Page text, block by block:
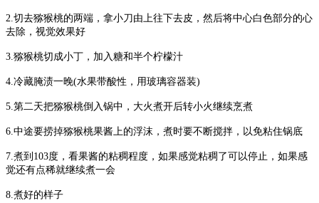
2.切去猕猴桃的两端，拿小刀由上往下去皮，然后将中心白色部分的心
去除，视觉效果好
3.猕猴桃切成小丁，加入糖和半个柠檬汁
4.冷藏腌渍一晚(水果带酸性，用玻璃容器装)
5.第二天把猕猴桃倒入锅中，大火煮开后转小火继续烹煮
6.中途要捞掉猕猴桃果酱上的浮沫，煮时要不断搅拌，以免粘住锅底
7.煮到 103度，看果酱的粘稠程度，如果感觉粘稠了可以停止，如果感
觉还有点稀就继续煮一会
8.煮好的样子